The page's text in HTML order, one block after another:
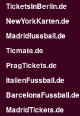
TicketsInBerlin.de
NewYorkKarten.de
Madridfussball.de
Ticmate.de
PragTickets.de
ItalienFussball.de
BarcelonaFussball.de
MadridTickets.de